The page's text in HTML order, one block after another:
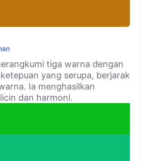
tiga warna dengan
yang serupa, berjarak
Ia menghasilkan
dan harmoni.